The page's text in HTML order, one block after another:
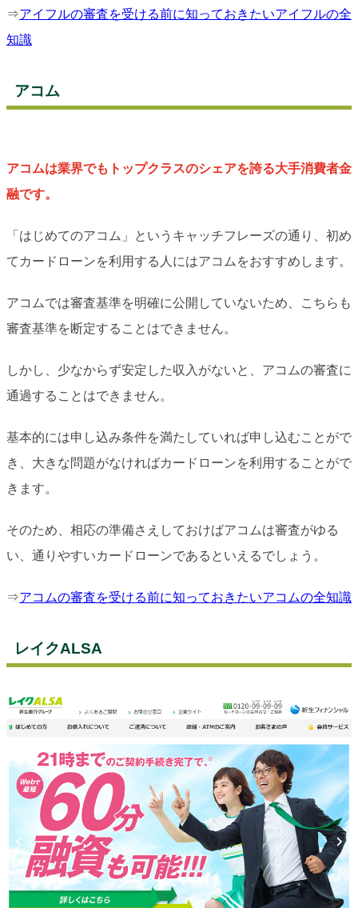
⇒アイフルの審査を受ける前に知っておきたいアイフルの全
知識
アコム
アコムは業界でもトップクラスのシェアを誇る大手消費者金
融です。
「はじめてのアコム」というキャッチフレーズの通り、初め
てカードローンを利用する人にはアコムをおすすめします。
アコムでは審査基準を明確に公開していないため、こちらも
審査基準を断定することはできません。
しかし、少なからず安定した収入がないと、アコムの審査に
通過することはできません。
基本的には申し込み条件を満たしていれば申し込むことがで
き、大きな問題がなければカードローンを利用することがで
きます。
そのため、相応の準備さえしておけばアコムは審査がゆる
い、通りやすいカードローンであるといえるでしょう。
⇒アコムの審査を受ける前に知っておきたいアコムの全知識
レイクALSA